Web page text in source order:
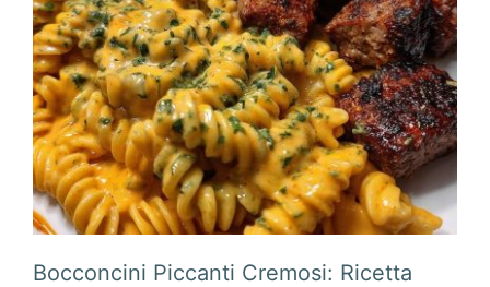
Bocconcini Piccanti Cremosi: Ricetta